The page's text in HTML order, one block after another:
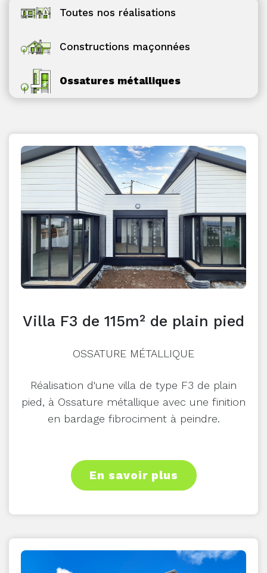
Toutes nos réalisations
Constructions maçonnées
Ossatures métalliques
Villa F3 de 115m² de plain pied
OSSATURE MÉTALLIQUE
Réalisation d'une villa de type F3 de plain
pied, à Ossature métallique avec une finition
en bardage fibrociment à peindre.
En savoir plus